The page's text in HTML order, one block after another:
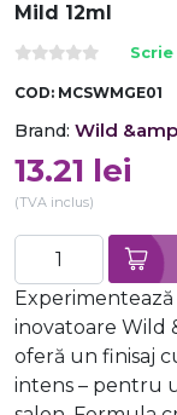
Mild 12ml
COD: MCSWMGE01
Brand: Wild
13.21 lei
(TVA inclus)
inovatoare Wild
oferă un finisaj
intens – pentru